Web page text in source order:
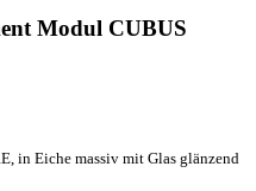
Modul CUBUS
in Eiche massiv mit Glas glänzend